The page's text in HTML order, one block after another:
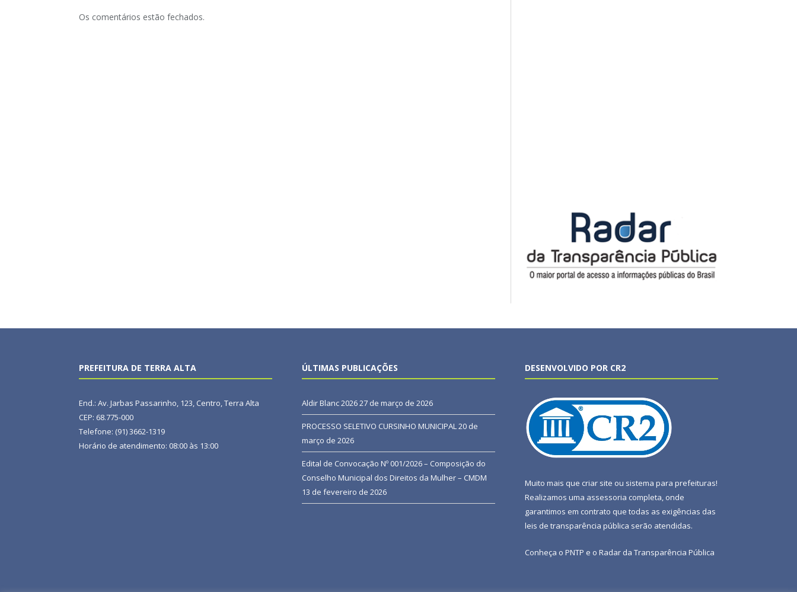
Os comentários estão fechados.
PREFEITURA DE TERRA ALTA
End.: Av. Jarbas Passarinho, 123, Centro, Terra Alta
CEP: 68.775-000
Telefone: (91) 3662-1319
Horário de atendimento: 08:00 às 13:00
ÚLTIMAS PUBLICAÇÕES
Aldir Blanc 202627 de março de 2026
PROCESSO SELETIVO CURSINHO MUNICIPAL20 de
março de 2026
Edital de Convocação Nº 001/2026 – Composição do
Conselho Municipal dos Direitos da Mulher – CMDM
13 de fevereiro de 2026
DESENVOLVIDO POR CR2
Muito mais que criar site ou sistema para prefeituras!
Realizamos uma assessoria completa, onde
garantimos em contrato que todas as exigências das
leis de transparência pública serão atendidas.
Conheça o PNTP e o Radar da Transparência Pública